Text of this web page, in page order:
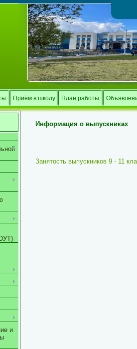
Приём в школу План работы
и
Информация о выпускниках
Занятость выпускников 9 - 11